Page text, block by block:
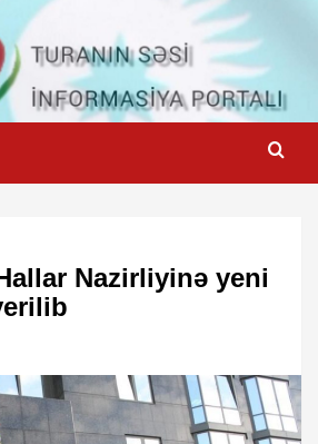
Nazirliyinə yeni